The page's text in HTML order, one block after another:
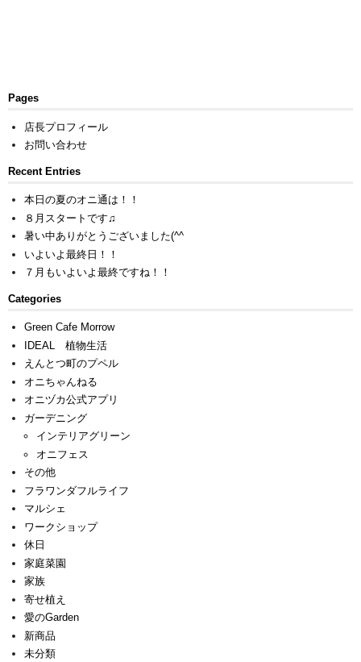
Pages
店長プロフィール
お問い合わせ
Recent Entries
本日の夏のオニ通は！！
８月スタートです♫
暑い中ありがとうございました(^^ゞ
いよいよ最終日！！
７月もいよいよ最終ですね！！
Categories
Green Cafe Morrow
IDEAL 植物生活
えんとつ町のプペル
オニちゃんねる
オニヅカ公式アプリ
ガーデニング
インテリアグリーン
オニフェス
その他
フラワンダフルライフ
マルシェ
ワークショップ
休日
家庭菜園
家族
寄せ植え
愛のGarden
新商品
未分類